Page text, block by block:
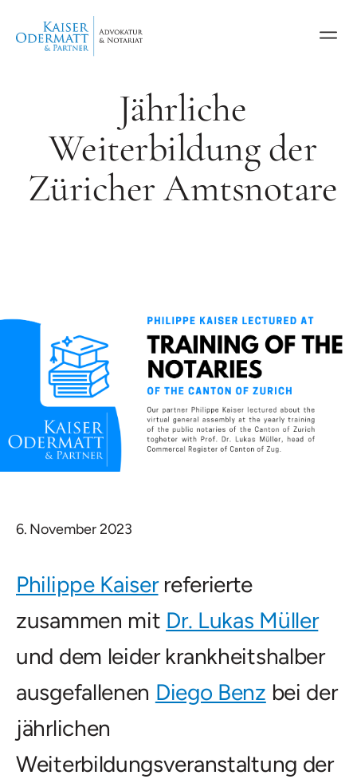
Jährliche
Weiterbildung der
Züricher Amtsnotare
6. November 2023
Philippe Kaiserreferierte
zusammen mit Dr. Lukas Müller
und dem leider krankheitshalber
ausgefallenen Diego Benz bei der
jährlichen
Weiterbildungsveranstaltung der